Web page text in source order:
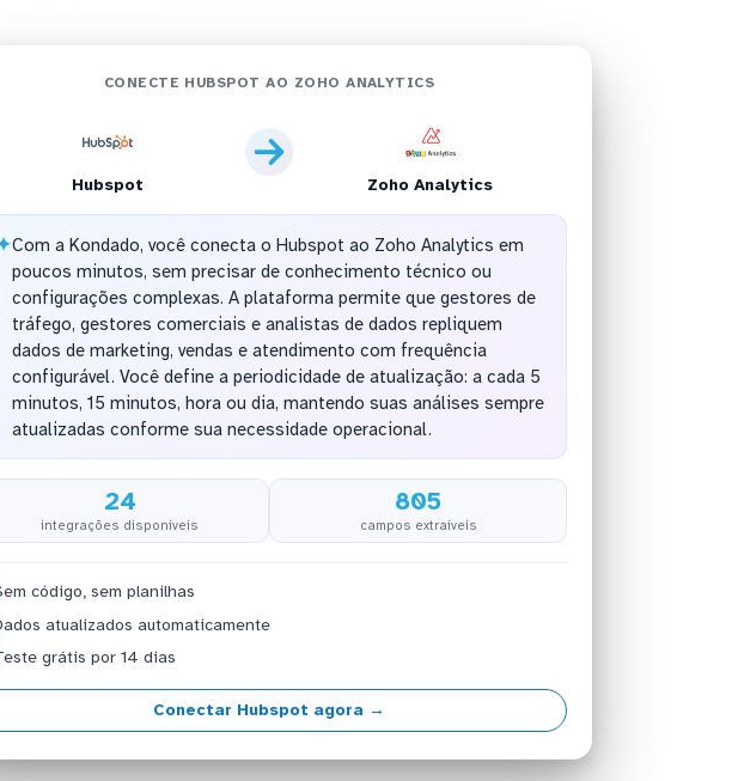
CONECTE HUBSPOT AO ZOHO ANALYTICS
Hubspot Zoho Analytics
Com a Kondado, você conecta o Hubspot ao Zoho Analytics em
poucos minutos, sem precisar de conhecimento técnico ou
configurações complexas. A plataforma permite que gestores de
tráfego, gestores comerciais e analistas de dados repliquem
dados de marketing, vendas e atendimento com frequência
configurável. Você define a periodicidade de atualização: a cada 5
minutos, 15 minutos, hora ou dia, mantendo suas análises sempre
atualizadas conforme sua necessidade operacional.
24
integrações disponíveis
805
campos extraíveis
código, sem planilhas
atualizados automaticamente
grátis por 14 dias
Conectar Hubspot agora →